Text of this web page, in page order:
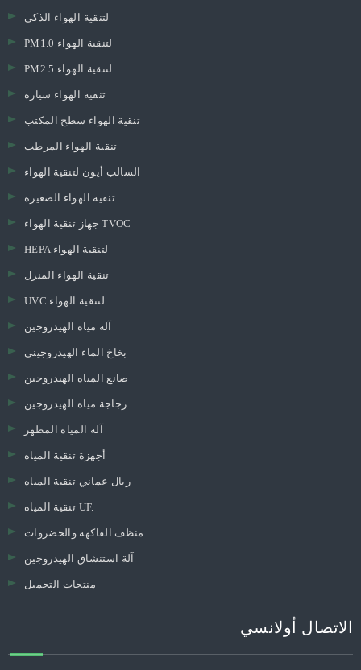
لتنقية الهواء الذكي
PM1.0 لتنقية الهواء
PM2.5 لتنقية الهواء
تنقية الهواء سيارة
تنقية الهواء سطح المكتب
تنقية الهواء المرطب
السالب أيون لتنقية الهواء
تنقية الهواء الصغيرة
جهاز تنقية الهواء TVOC
HEPA لتنقية الهواء
تنقية الهواء المنزل
UVC لتنقية الهواء
آلة مياه الهيدروجين
بخاخ الماء الهيدروجيني
صانع المياه الهيدروجين
زجاجة مياه الهيدروجين
آلة المياه المطهر
أجهزة تنقية المياه
ريال عماني تنقية المياه
تنقية المياه UF.
منظف ​​الفاكهة والخضروات
آلة استنشاق الهيدروجين
منتجات التجميل
الاتصال أولانسي